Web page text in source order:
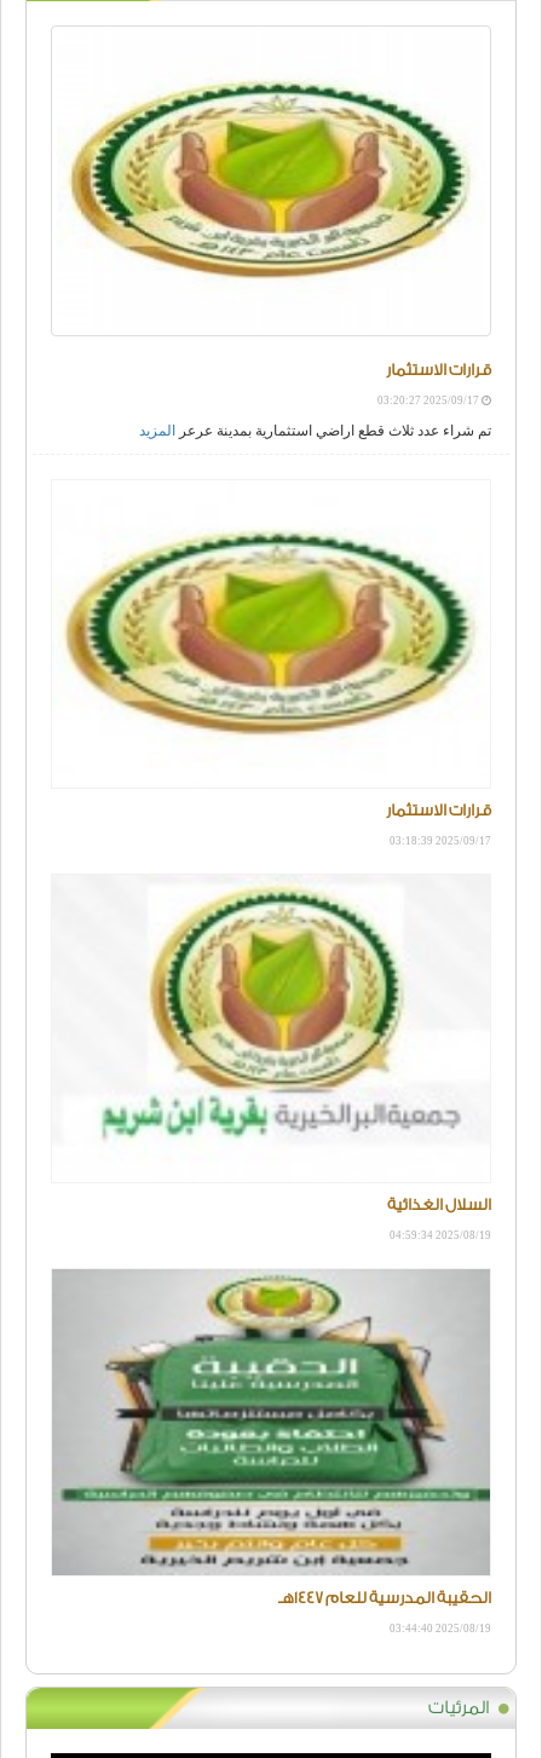
قرارات الاستثمار
تم شراء عدد ثلاث قطع اراضي استثمارية بمدينة عرعر المزيد
قرارات الاستثمار
2025/09/17 03:18:39
السلال الغذائية
2025/08/19 04:59:34
الحقيبة المدرسية للعام 1447هـ
2025/08/19 03:44:40
المرئيات